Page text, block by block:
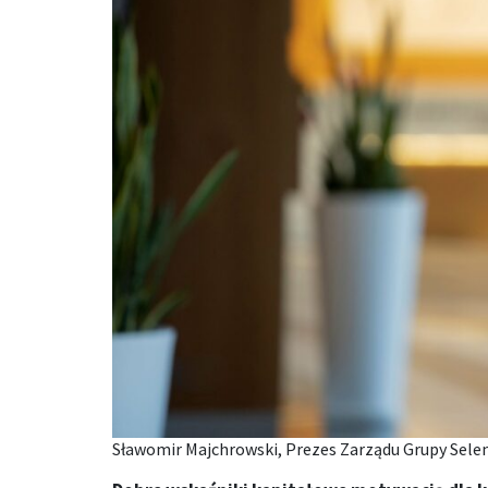
Sławomir Majchrowski, Prezes Zarządu Grupy